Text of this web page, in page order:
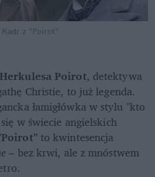
z "Poirot"
Poirot, detektywa
Christie, to już legenda.
łamigłówka w stylu "kto
w świecie angielskich
to kwintesencja
– bez krwi, ale z mnóstwem